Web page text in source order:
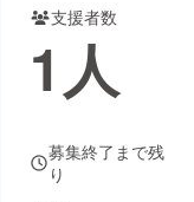
コミュニティ
支援者数
1人
募集終了まで残
り